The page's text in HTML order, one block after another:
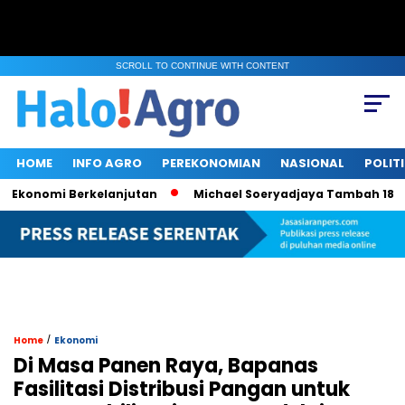
SCROLL TO CONTINUE WITH CONTENT
HOME INFO AGRO PEREKONOMIAN NASIONAL
Berkelanjutan Michael Soeryadjaya Tambah 182
Home / Ekonomi
Di Masa Panen Raya, Bapanas
Fasilitasi Distribusi Pangan untuk